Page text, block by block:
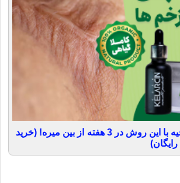
جای هر زخم و بخیه با این روش در 3 هفته از بین میره! (خرید